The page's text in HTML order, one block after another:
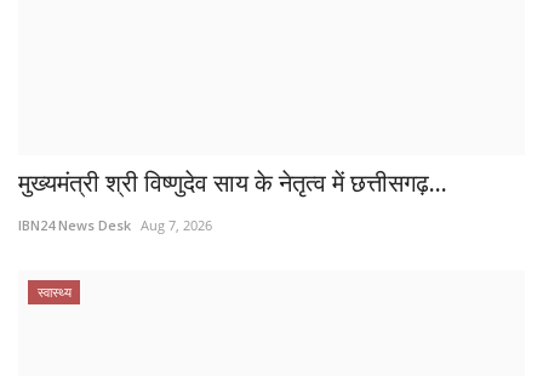
मुख्यमंत्री श्री विष्णुदेव साय के नेतृत्व में छत्तीसगढ़...
IBN24 News Desk Aug 7, 2026
स्वास्थ्य